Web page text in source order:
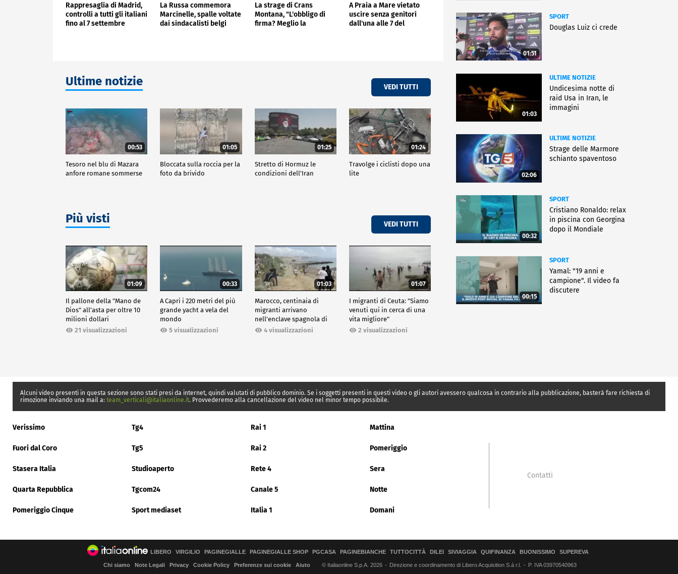
Rappresaglia di Madrid,
controlli a tutti gli italiani
fino al 7 settembre
La Russa commemora
Marcinelle, spalle voltate
dai sindacalisti belgi
La strage di Crans
Montana, "L'obbligo di
firma? Meglio la
A Praia a Mare vietato
uscire senza genitori
dall'una alle 7 del
Ultime notizie VEDI TUTTI
00:53
Tesoro nel blu di Mazara
anfore romane sommerse
01:05
Bloccata sulla roccia per la
foto da brivido
01:25
Stretto di Hormuz le
condizioni dell'Iran
01:24
Travolge i ciclisti dopo una
lite
Più visti VEDI TUTTI
01:09
Il pallone della "Mano de
Dios" all'asta per oltre 10
milioni dollari
21 visualizzazioni
00:33
A Capri i 220 metri del più
grande yacht a vela del
mondo
5 visualizzazioni
01:03
Marocco, centinaia di
migranti arrivano
nell'enclave spagnola di
Ceuta4 visualizzazioni
01:07
I migranti di Ceuta: "Siamo
venuti qui in cerca di una
vita migliore"
2 visualizzazioni
01:51
SPORT
Douglas Luiz ci crede
01:03
ULTIME NOTIZIE
Undicesima notte di
raid Usa in Iran, le
immagini
02:06
ULTIME NOTIZIE
Strage delle Marmore
schianto spaventoso
00:32
SPORT
Cristiano Ronaldo: relax
in piscina con Georgina
dopo il Mondiale
00:15
SPORT
Yamal: "19 anni e
campione". Il video fa
discutere
Alcuni video presenti in questa sezione sono stati presi da internet, quindi valutati di pubblico dominio. Se i soggetti presenti in questi video o gli autori avessero qualcosa in contrario alla pubblicazione, basterà fare richiesta di
rimozione inviando una mail a: team_verticali@italiaonline.it. Provvederemo alla cancellazione del video nel minor tempo possibile.
Verissimo Tg4 Rai 1 Mattina
Fuori dal Coro Tg5 Rai 2 Pomeriggio
Stasera Italia Studioaperto Rete 4 Sera
Quarta Repubblica Tgcom24 Canale 5 Notte
Pomeriggio Cinque Sport mediaset Italia 1 Domani
Contatti
LIBERO VIRGILIO PAGINEGIALLE PAGINEGIALLE SHOP PGCASA PAGINEBIANCHE TUTTOCITTÀ DILEI SIVIAGGIA QUIFINANZA BUONISSIMO SUPEREVA
Chi siamo Note Legali Privacy Cookie Policy Preferenze sui cookie Aiuto © Italiaonline S.p.A. 2026 Direzione e coordinamento di Libero Acquisition S.á r.l. P. IVA 03970540963